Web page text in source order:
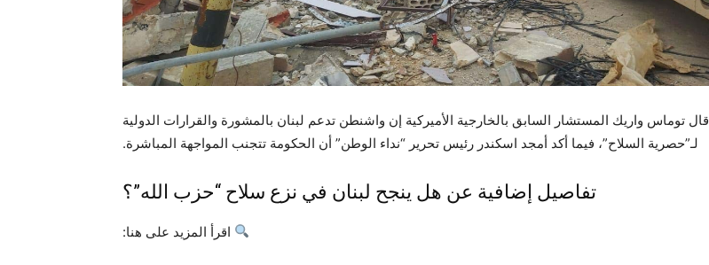
قال توماس واريك المستشار السابق بالخارجية الأميركية إن واشنطن تدعم لبنان بالمشورة والقرارات الدولية
لـ”حصرية السلاح”، فيما أكد أمجد اسكندر رئيس تحرير “نداء الوطن” أن الحكومة تتجنب المواجهة المباشرة.
تفاصيل إضافية عن هل ينجح لبنان في نزع سلاح “حزب الله”؟
اقرأ المزيد على هنا: